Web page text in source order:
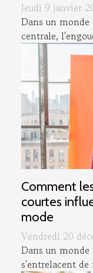
Jeudi 9 janvier
Dans un
centrale,
Comment
courtes
mode
Vendredi 20
Dans un
s'entrelacent de